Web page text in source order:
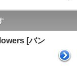
[バン